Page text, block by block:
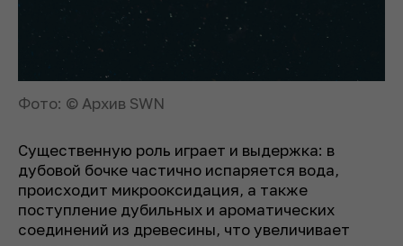
Фото: © Архив SWN
Существенную роль играет и выдержка: в
дубовой бочке частично испаряется вода,
происходит микрооксидация, а также
поступление дубильных и ароматических
соединений из древесины, что увеличивает